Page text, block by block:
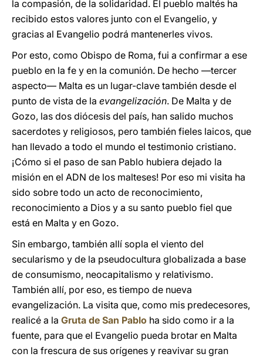
la compasión, de la solidaridad. El pueblo maltés ha
recibido estos valores junto con el Evangelio, y
gracias al Evangelio podrá mantenerles vivos.
Por esto, como Obispo de Roma, fui a confirmar a ese
pueblo en la fe y en la comunión. De hecho —tercer
aspecto— Malta es un lugar-clave también desde el
punto de vista de la evangelización. De Malta y de
Gozo, las dos diócesis del país, han salido muchos
sacerdotes y religiosos, pero también fieles laicos, que
han llevado a todo el mundo el testimonio cristiano.
¡Cómo si el paso de san Pablo hubiera dejado la
misión en el ADN de los malteses! Por eso mi visita ha
sido sobre todo un acto de reconocimiento,
reconocimiento a Dios y a su santo pueblo fiel que
está en Malta y en Gozo.
Sin embargo, también allí sopla el viento del
secularismo y de la pseudocultura globalizada a base
de consumismo, neocapitalismo y relativismo.
También allí, por eso, es tiempo de nueva
evangelización. La visita que, como mis predecesores,
realicé a la Gruta de San Pablo ha sido como ir a la
fuente, para que el Evangelio pueda brotar en Malta
con la frescura de sus orígenes y reavivar su gran